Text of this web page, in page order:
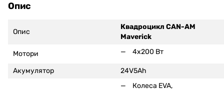
Опис
Опис
Квадроцикл CAN-AM
Maverick
Мотори
4x200 Вт
Акумулятор 24V5Ah
Колеса EVA,